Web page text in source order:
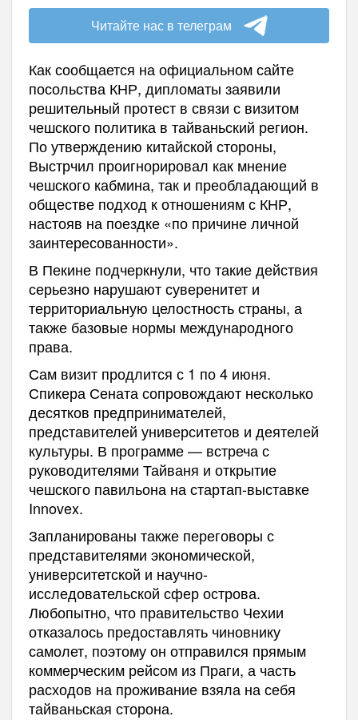
Читайте нас в телеграм
Как сообщается на официальном сайте
посольства КНР, дипломаты заявили
решительный протест в связи с визитом
чешского политика в тайваньский регион.
По утверждению китайской стороны,
Выстрчил проигнорировал как мнение
чешского кабмина, так и преобладающий в
обществе подход к отношениям с КНР,
настояв на поездке «по причине личной
заинтересованности».
В Пекине подчеркнули, что такие действия
серьезно нарушают суверенитет и
территориальную целостность страны, а
также базовые нормы международного
права.
Сам визит продлится с 1 по 4 июня.
Спикера Сената сопровождают несколько
десятков предпринимателей,
представителей университетов и деятелей
культуры. В программе — встреча с
руководителями Тайваня и открытие
чешского павильона на стартап-выставке
Innovex.
Запланированы также переговоры с
представителями экономической,
университетской и научно-
исследовательской сфер острова.
Любопытно, что правительство Чехии
отказалось предоставлять чиновнику
самолет, поэтому он отправился прямым
коммерческим рейсом из Праги, а часть
расходов на проживание взяла на себя
тайваньская сторона.